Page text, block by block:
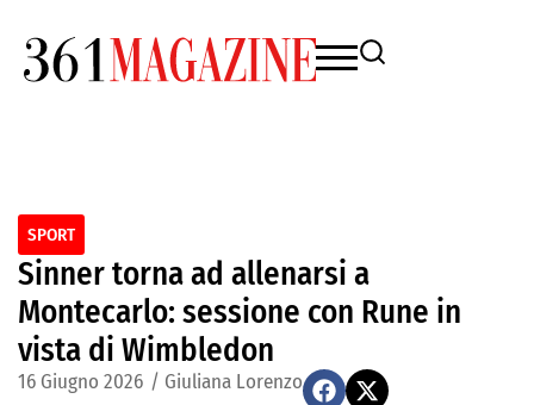
SPORT
Sinner torna ad allenarsi a
Montecarlo: sessione con Rune in
vista di Wimbledon
16 Giugno 2026 / Giuliana Lorenzo